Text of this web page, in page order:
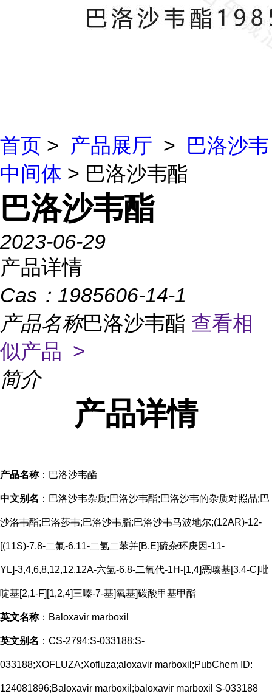
首页 > 产品展厅 > 巴洛沙韦
中间体 > 巴洛沙韦酯
巴洛沙韦酯
2023-06-29
产品详情
Cas： 1985606-14-1
产品名称巴洛沙韦酯 查看相
似产品 >
简介
产品详情
产品名称：巴洛沙韦酯
中文别名 ：巴洛沙韦杂质;巴洛沙韦酯;巴洛沙韦的杂质对照品;巴
沙洛韦酯;巴洛莎韦;巴洛沙韦脂;巴洛沙韦马波地尔;(12AR)-12-
[(11S)-7,8-二氟-6,11-二氢二苯并[B,E]硫杂环庚因-11-
YL]-3,4,6,8,12,12,12A-六氢-6,8-二氧代-1H-[1,4]恶嗪基[3,4-C]吡
啶基[2,1-F][1,2,4]三嗪-7-基]氧基]碳酸甲基甲酯
英文名称：Baloxavir marboxil
英文别名 ：CS-2794;S-033188;S-
033188;XOFLUZA;Xofluza;aloxavir marboxil;PubChem ID:
124081896;Baloxavir marboxil;baloxavir marboxil S-033188